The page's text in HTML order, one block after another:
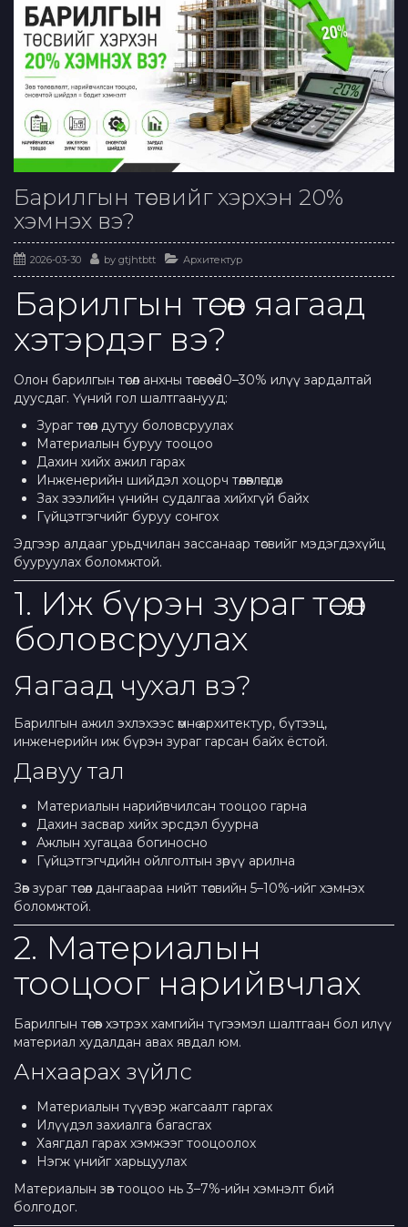
Барилгын төсвийг хэрхэн 20%
хэмнэх вэ?
2026-03-30 by gtjhtbtt Архитектур
Барилгын төсөв яагаад
хэтэрдэг вэ?
Олон барилгын төсөл анхны төсвөөсөө 10–30% илүү зардалтай
дуусдаг. Үүний гол шалтгаанууд:
Зураг төсөл дутуу боловсруулах
Материалын буруу тооцоо
Дахин хийх ажил гарах
Инженерийн шийдэл хоцорч төлөвлөгдөх
Зах зээлийн үнийн судалгаа хийхгүй байх
Гүйцэтгэгчийг буруу сонгох
Эдгээр алдааг урьдчилан зассанаар төсвийг мэдэгдэхүйц
бууруулах боломжтой.
1. Иж бүрэн зураг төсөл
боловсруулах
Яагаад чухал вэ?
Барилгын ажил эхлэхээс өмнө архитектур, бүтээц,
инженерийн иж бүрэн зураг гарсан байх ёстой.
Давуу тал
Материалын нарийвчилсан тооцоо гарна
Дахин засвар хийх эрсдэл буурна
Ажлын хугацаа богиносно
Гүйцэтгэгчдийн ойлголтын зөрүү арилна
Зөв зураг төсөл дангаараа нийт төсвийн 5–10%-ийг хэмнэх
боломжтой.
2. Материалын
тооцоог нарийвчлах
Барилгын төсөв хэтрэх хамгийн түгээмэл шалтгаан бол илүү
материал худалдан авах явдал юм.
Анхаарах зүйлс
Материалын түүвэр жагсаалт гаргах
Илүүдэл захиалга багасгах
Хаягдал гарах хэмжээг тооцоолох
Нэгж үнийг харьцуулах
Материалын зөв тооцоо нь 3–7%-ийн хэмнэлт бий
болгодог.